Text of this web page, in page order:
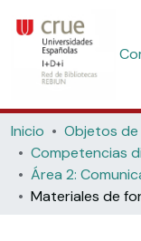
Inicio
Objetos